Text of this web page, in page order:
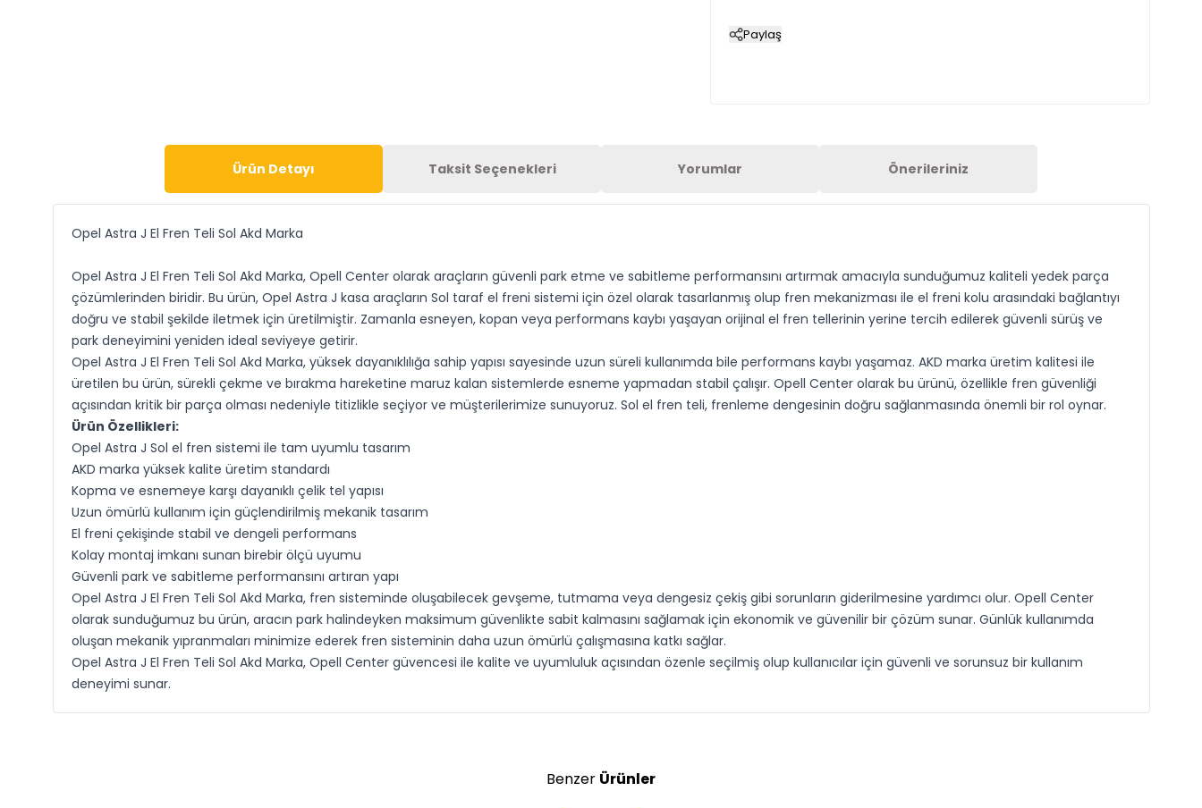
Paylaş
Ürün Detayı Taksit Seçenekleri Yorumlar Önerileriniz
Opel Astra J El Fren Teli Sol Akd Marka
Opel Astra J El Fren Teli Sol Akd Marka, Opell Center olarak araçların güvenli park etme ve sabitleme performansını artırmak amacıyla sunduğumuz kaliteli yedek parça
çözümlerinden biridir. Bu ürün, Opel Astra J kasa araçların Sol taraf el freni sistemi için özel olarak tasarlanmış olup fren mekanizması ile el freni kolu arasındaki bağlantıyı
doğru ve stabil şekilde iletmek için üretilmiştir. Zamanla esneyen, kopan veya performans kaybı yaşayan orijinal el fren tellerinin yerine tercih edilerek güvenli sürüş ve
park deneyimini yeniden ideal seviyeye getirir.
Opel Astra J El Fren Teli Sol Akd Marka, yüksek dayanıklılığa sahip yapısı sayesinde uzun süreli kullanımda bile performans kaybı yaşamaz. AKD marka üretim kalitesi ile
üretilen bu ürün, sürekli çekme ve bırakma hareketine maruz kalan sistemlerde esneme yapmadan stabil çalışır. Opell Center olarak bu ürünü, özellikle fren güvenliği
açısından kritik bir parça olması nedeniyle titizlikle seçiyor ve müşterilerimize sunuyoruz. Sol el fren teli, frenleme dengesinin doğru sağlanmasında önemli bir rol oynar.
Ürün Özellikleri:
Opel Astra J Sol el fren sistemi ile tam uyumlu tasarım
AKD marka yüksek kalite üretim standardı
Kopma ve esnemeye karşı dayanıklı çelik tel yapısı
Uzun ömürlü kullanım için güçlendirilmiş mekanik tasarım
El freni çekişinde stabil ve dengeli performans
Kolay montaj imkanı sunan birebir ölçü uyumu
Güvenli park ve sabitleme performansını artıran yapı
Opel Astra J El Fren Teli Sol Akd Marka, fren sisteminde oluşabilecek gevşeme, tutmama veya dengesiz çekiş gibi sorunların giderilmesine yardımcı olur. Opell Center
olarak sunduğumuz bu ürün, aracın park halindeyken maksimum güvenlikte sabit kalmasını sağlamak için ekonomik ve güvenilir bir çözüm sunar. Günlük kullanımda
oluşan mekanik yıpranmaları minimize ederek fren sisteminin daha uzun ömürlü çalışmasına katkı sağlar.
Opel Astra J El Fren Teli Sol Akd Marka, Opell Center güvencesi ile kalite ve uyumluluk açısından özenle seçilmiş olup kullanıcılar için güvenli ve sorunsuz bir kullanım
deneyimi sunar.
Benzer Ürünler